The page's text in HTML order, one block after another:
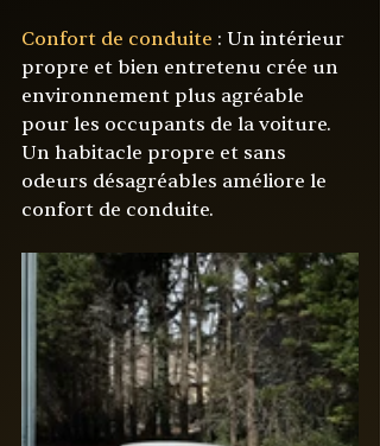
Confort de conduite : Un intérieur
propre et bien entretenu crée un
environnement plus agréable
pour les occupants de la voiture.
Un habitacle propre et sans
odeurs désagréables améliore le
confort de conduite.